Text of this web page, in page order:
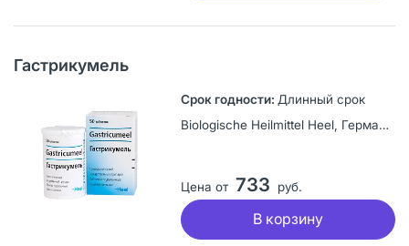
Гастрикумель
Длинный срок
Biologische Heilmittel Heel, Германия
Цена от 733 руб.
В корзину